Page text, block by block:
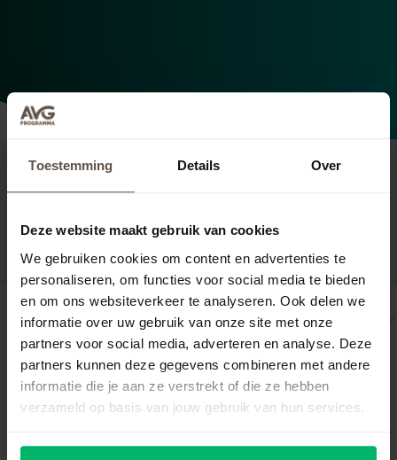
Toestemming Details Over
Deze website maakt gebruik van cookies
We gebruiken cookies om content en advertenties te
personaliseren, om functies voor social media te bieden
en om ons websiteverkeer te analyseren. Ook delen we
informatie over uw gebruik van onze site met onze
partners voor social media, adverteren en analyse. Deze
partners kunnen deze gegevens combineren met andere
informatie die je aan ze verstrekt of die ze hebben
verzameld op basis van jouw gebruik van hun services.
-50%
Basis AVG
€ 19,00
€ 9,50